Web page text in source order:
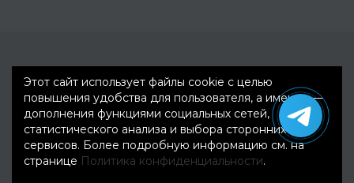
Этот сайт использует файлы cookie с целью
повышения удобства для пользователя, а именно —
дополнения функциями социальных сетей,
статистического анализа и выбора сторонних
сервисов. Более подробную информацию см. на
странице Политика конфиденциальности.